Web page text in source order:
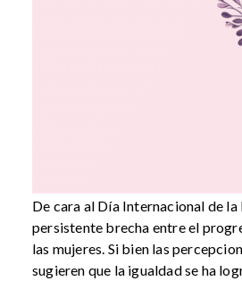
De cara al Día Internacional de
persistente brecha entre el
las mujeres. Si bien las
sugieren que la igualdad se ha